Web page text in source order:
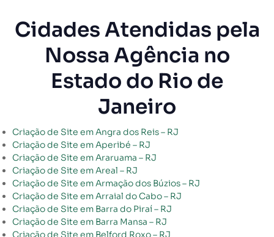
Cidades Atendidas pela
Nossa Agência no
Estado do Rio de
Janeiro
Criação de Site em Angra dos Reis – RJ
Criação de Site em Aperibé – RJ
Criação de Site em Araruama – RJ
Criação de Site em Areal – RJ
Criação de Site em Armação dos Búzios – RJ
Criação de Site em Arraial do Cabo – RJ
Criação de Site em Barra do Piraí – RJ
Criação de Site em Barra Mansa – RJ
Criação de Site em Belford Roxo – RJ